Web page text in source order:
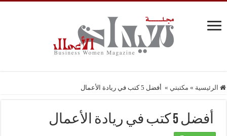
الرئيسية » مكتبتي » أفضل 5 كتب في ريادة الأعمال
أفضل 5 كتب في ريادة الأعمال